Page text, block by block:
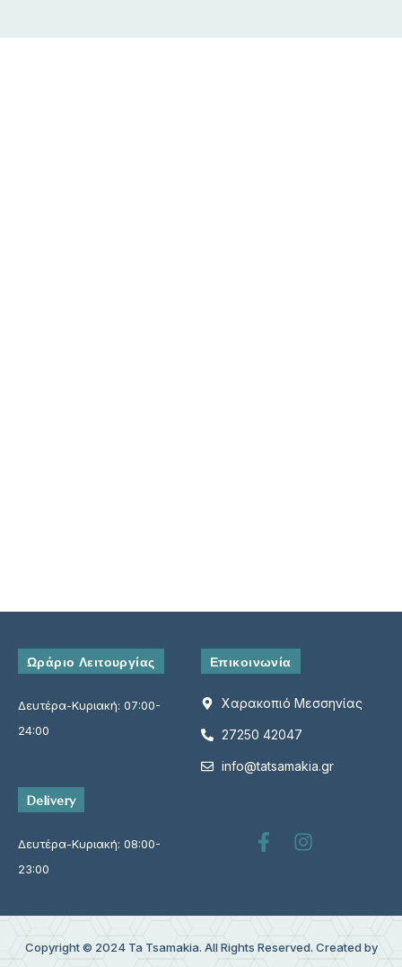
Ωράριο Λειτουργίας
Δευτέρα-Κυριακή: 07:00-
24:00
Delivery
Δευτέρα-Κυριακή: 08:00-
23:00
Επικοινωνία
Χαρακοπιό Μεσσηνίας
27250 42047
info@tatsamakia.gr
Copyright © 2024 Ta Tsamakia. All Rights Reserved. Created by